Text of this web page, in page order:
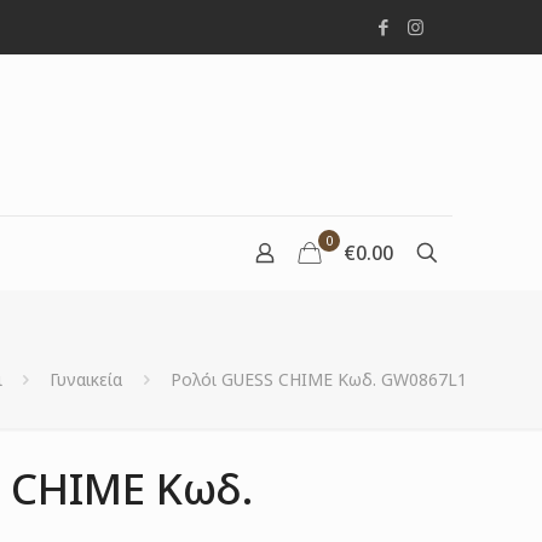
0 €0.00
Γυναικεία Ρολόι GUESS CHIME Κωδ. GW0867L1
CHIME Κωδ.